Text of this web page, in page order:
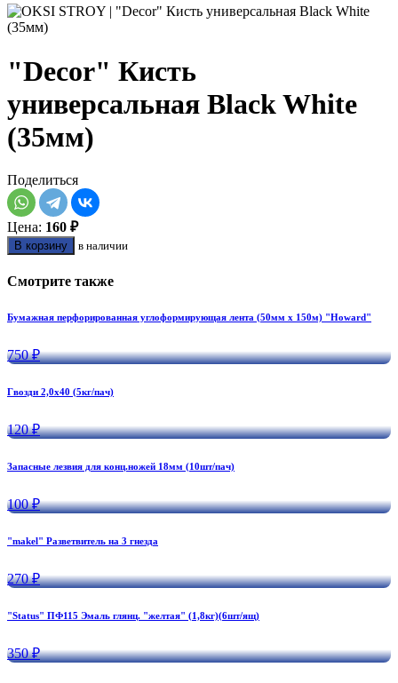
"Decor" Кисть
универсальная Black White
(35мм)
Поделиться
Цена: 160 ₽
В корзину в наличии
Смотрите также
Бумажная перфорированная углоформирующая лента (50мм х 150м) "Howard"
750 ₽
Гвозди 2,0х40 (5кг/пач)
120 ₽
Запасные лезвия для конц.ножей 18мм (10шт/пач)
100 ₽
"makel" Разветвитель на 3 гнезда
270 ₽
"Status" ПФ115 Эмаль глянц. "желтая" (1,8кг)(6шт/ящ)
350 ₽